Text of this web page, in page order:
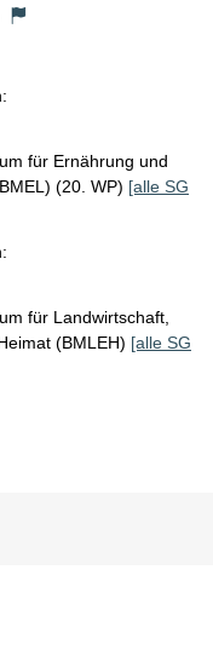
für Ernährung und
(20. WP) [alle SG
für Landwirtschaft,
(BMLEH) [alle SG